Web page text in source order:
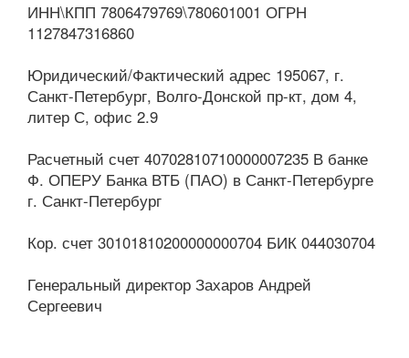
ИНН\КПП 7806479769\780601001 ОГРН
1127847316860
Юридический/Фактический адрес 195067, г.
Санкт-Петербург, Волго-Донской пр-кт, дом 4,
литер С, офис 2.9
Расчетный счет 40702810710000007235 В банке
Ф. ОПЕРУ Банка ВТБ (ПАО) в Санкт-Петербурге
г. Санкт-Петербург
Кор. счет 30101810200000000704 БИК 044030704
Генеральный директор Захаров Андрей
Сергеевич